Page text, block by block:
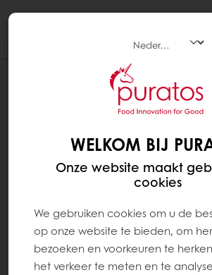
RECEPTEN
CROISSANT MET
WELKOM BIJ
Onze website maakt
cookies
We gebruiken cookies om u de
op onze website te bieden, om
bezoeken en voorkeuren te
het verkeer te meten en te